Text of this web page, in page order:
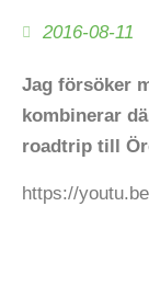
2016-08-11
Jag försöker
kombinerar
roadtrip till
https://